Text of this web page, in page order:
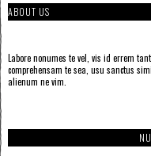
ABOUT US
Labore nonumes te vel, vis id errem
comprehensam te sea, usu sanctus
alienum ne vim.